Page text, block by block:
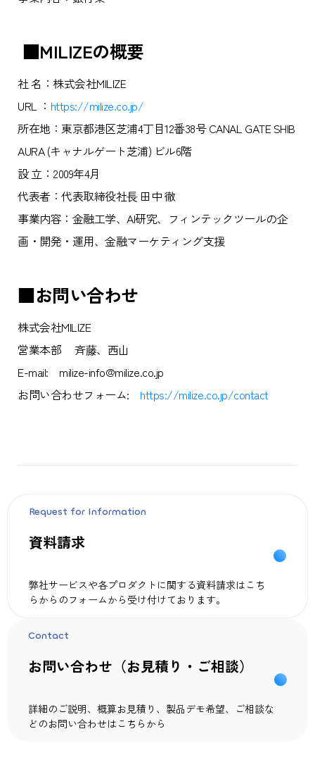
■MILIZEの概要
社 名：株式会社MILIZE
URL ： https://milize.co.jp/
所在地：東京都港区芝浦4丁目12番38号 CANAL GATE SHIB
AURA (キャナルゲート芝浦) ビル6階
設 立：2009年4月
代表者：代表取締役社⻑ 田中 徹
事業内容：金融工学、AI研究、フィンテックツールの企
画・開発・運用、金融マーケティング支援
■お問い合わせ
株式会社MILIZE
営業本部 斉藤、西山
E-mail: milize-info@milize.co.jp
お問い合わせフォーム: https://milize.co.jp/contact
Request for Information
資料請求
弊社サービスや各プロダクトに関する資料請求はこち
らからのフォームから受け付けております。
Contact
お問い合わせ（お見積り・ご相談）
詳細のご説明、概算お見積り、製品デモ希望、ご相談な
どのお問い合わせはこちらから